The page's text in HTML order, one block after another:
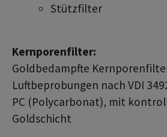
Stützfilter
Kernporenfilter:
Goldbedampfte
Luftbeprobungen nach VDI
PC (Polycarbonat), mit
Goldschicht